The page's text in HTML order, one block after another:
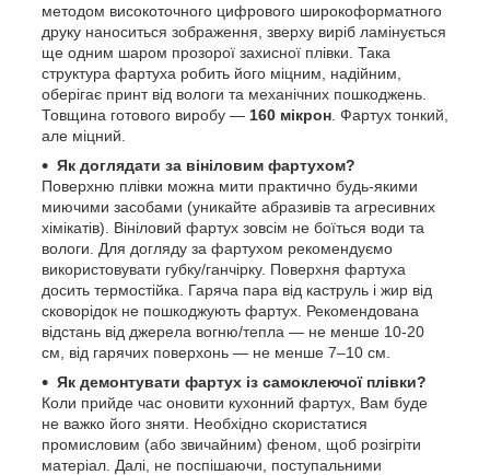
методом високоточного цифрового широкоформатного
друку наноситься зображення, зверху виріб ламінується
ще одним шаром прозорої захисної плівки. Така
структура фартуха робить його міцним, надійним,
оберігає принт від вологи та механічних пошкоджень.
Товщина готового виробу — 160 мікрон . Фартух тонкий,
але міцний.
Як доглядати за вініловим фартухом?
Поверхню плівки можна мити практично будь-якими
миючими засобами (уникайте абразивів та агресивних
хімікатів). Вініловий фартух зовсім не боїться води та
вологи. Для догляду за фартухом рекомендуємо
використовувати губку/ганчірку. Поверхня фартуха
досить термостійка. Гаряча пара від каструль і жир від
сковорідок не пошкоджують фартух. Рекомендована
відстань від джерела вогню/тепла — не менше 10-20
см, від гарячих поверхонь — не менше 7–10 см.
Як демонтувати фартух із самоклеючої плівки?
Коли прийде час оновити кухонний фартух, Вам буде
не важко його зняти. Необхідно скористатися
промисловим (або звичайним) феном, щоб розігріти
матеріал. Далі, не поспішаючи, поступальними